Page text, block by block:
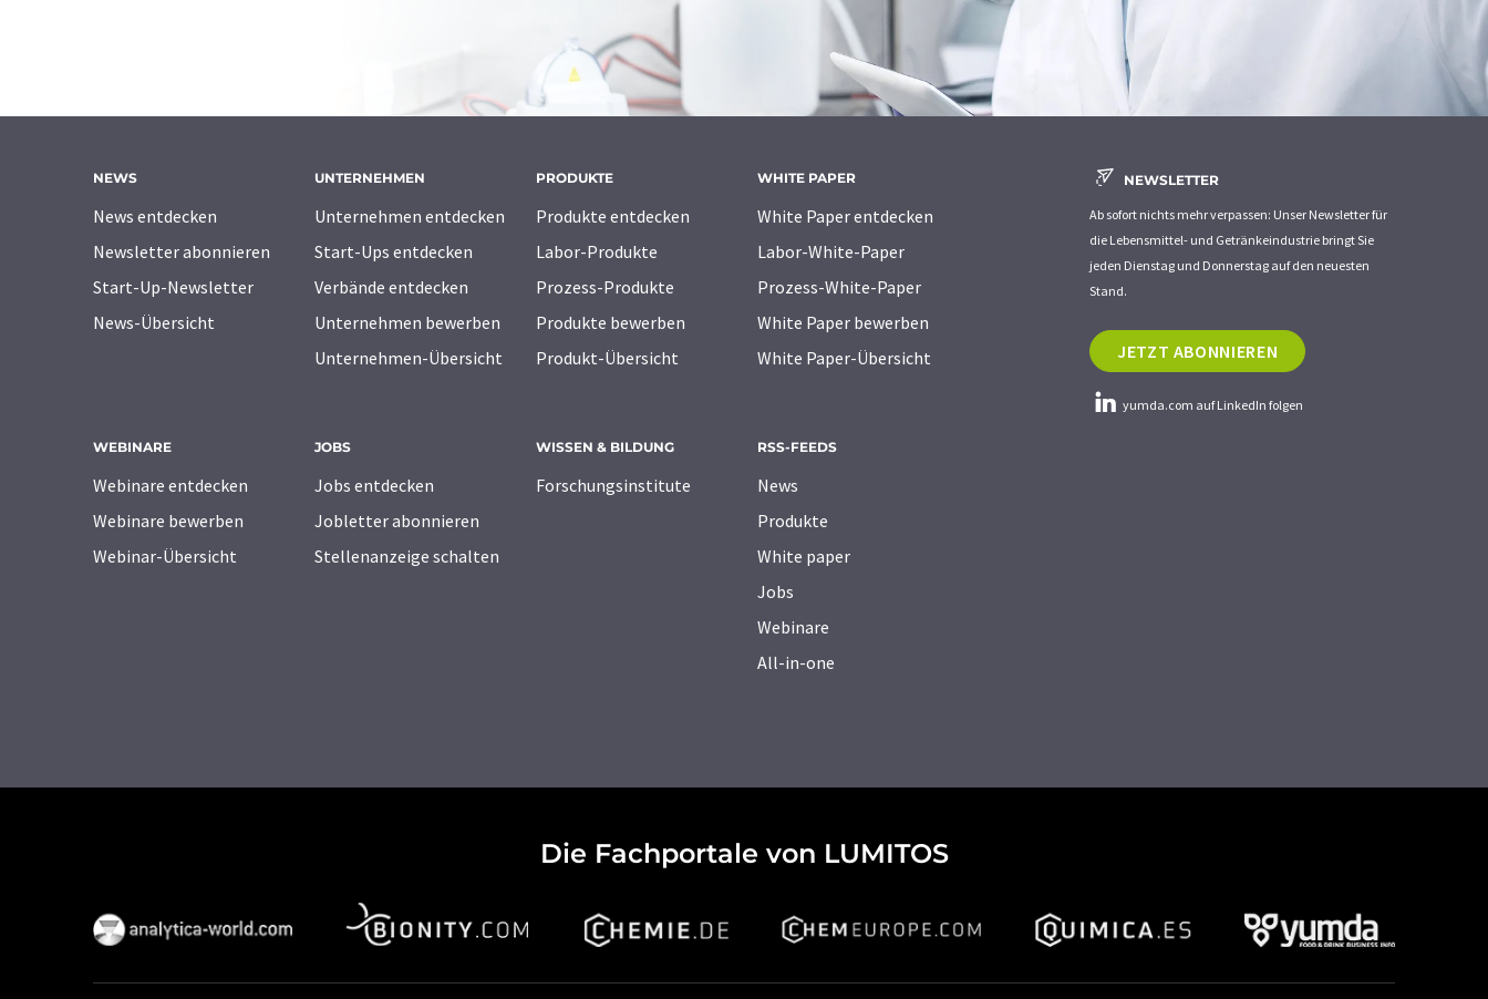
NEWS
News entdecken
Newsletter abonnieren
Start-Up-Newsletter
News-Übersicht
UNTERNEHMEN
Unternehmen entdecken
Start-Ups entdecken
Verbände entdecken
Unternehmen bewerben
Unternehmen-Übersicht
PRODUKTE
Produkte entdecken
Labor-Produkte
Prozess-Produkte
Produkte bewerben
Produkt-Übersicht
WHITE PAPER
White Paper entdecken
Labor-White-Paper
Prozess-White-Paper
White Paper bewerben
White Paper-Übersicht
WEBINARE
Webinare entdecken
Webinare bewerben
Webinar-Übersicht
JOBS
Jobs entdecken
Jobletter abonnieren
Stellenanzeige schalten
WISSEN & BILDUNG
Forschungsinstitute
RSS-FEEDS
News
Produkte
White paper
Jobs
Webinare
All-in-one
NEWSLETTER
Ab sofort nichts mehr verpassen: Unser Newsletter für
die Lebensmittel- und Getränkeindustrie bringt Sie
jeden Dienstag und Donnerstag auf den neuesten
Stand.
JETZT ABONNIEREN
yumda.com auf LinkedIn folgen
Die Fachportale von LUMITOS